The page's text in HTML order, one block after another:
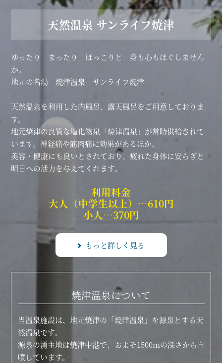
天然温泉 サンライフ焼津
ゆったり まったり ほっこりと 身も心もほぐしません
か。
地元の名湯 焼津温泉 サンライフ焼津
天然温泉を利用した内風呂、露天風呂をご用意しておりま
す。
地元焼津の良質な塩化物泉「焼津温泉」が常時供給されて
います。神経痛や筋肉痛に効果があるほか、
美容・健康にも良いとされており、疲れた身体に安らぎと
明日への活力を与えてくれます。
利用料金
大人（中学生以上）…610円
小人…370円
もっと詳しく見る
焼津温泉について
当温泉施設は、地元焼津の「焼津温泉」を源泉とする天
然温泉です。
源泉の湧主地は焼津中港で、およそ1500ｍの深さから自
噴しています。